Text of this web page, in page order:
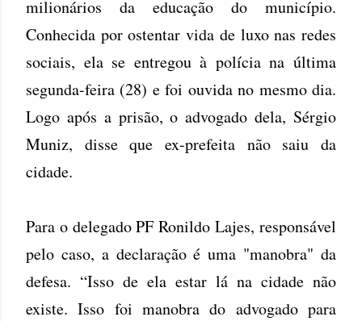
milionários da educação do município.
Conhecida por ostentar vida de luxo nas redes
sociais, ela se entregou à polícia na última
segunda-feira (28) e foi ouvida no mesmo dia.
Logo após a prisão, o advogado dela, Sérgio
Muniz, disse que ex-prefeita não saiu da
cidade.
Para o delegado PF Ronildo Lajes, responsável
pelo caso, a declaração é uma "manobra" da
defesa. “Isso de ela estar lá na cidade não
existe. Isso foi manobra do advogado para